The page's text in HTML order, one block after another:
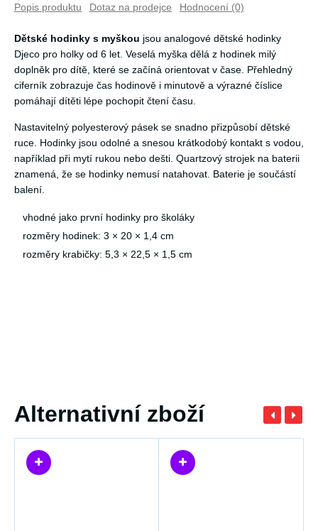
Popis produktu Dotaz na prodejce Hodnocení (0)
Dětské hodinky s myškou jsou analogové dětské hodinky
Djeco pro holky od 6 let. Veselá myška dělá z hodinek milý
doplněk pro dítě, které se začíná orientovat v čase. Přehledný
ciferník zobrazuje čas hodinově i minutově a výrazné číslice
pomáhají dítěti lépe pochopit čtení času.
Nastavitelný polyesterový pásek se snadno přizpůsobí dětské
ruce. Hodinky jsou odolné a snesou krátkodobý kontakt s vodou,
například při mytí rukou nebo dešti. Quartzový strojek na baterii
znamená, že se hodinky nemusí natahovat. Baterie je součástí
balení.
vhodné jako první hodinky pro školáky
rozměry hodinek: 3 × 20 × 1,4 cm
rozměry krabičky: 5,3 × 22,5 × 1,5 cm
Alternativní zboží